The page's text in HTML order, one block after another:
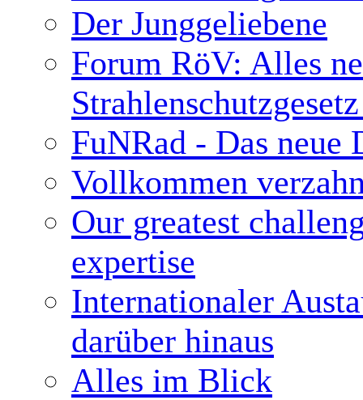
Der Junggeliebene
Forum RöV: Alles
FuNRad - Das neue
Vollkommen
Our greatest
expertise
Internationaler
darüber hinaus
Alles im Blick